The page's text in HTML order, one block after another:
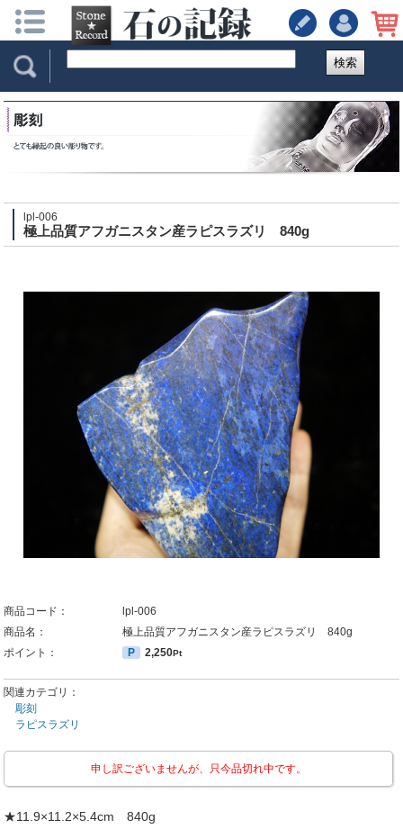
検索
lpl-006
極上品質アフガニスタン産ラピスラズリ 840g
商品コード：
lpl-006
商品名：
極上品質アフガニスタン産ラピスラズリ 840g
ポイント：
P 2,250Pt
関連カテゴリ：
彫刻
ラピスラズリ
申し訳ございませんが、只今品切れ中です。
★11.9×11.2×5.4cm 840g